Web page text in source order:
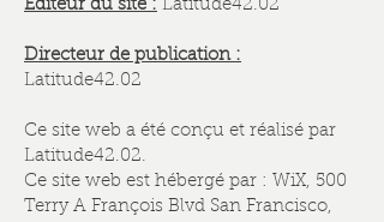
Éditeur du site : Latitude42.02
Directeur de publication :
Latitude42.02
Ce site web a été conçu et réalisé par
Latitude42.02.
Ce site web est hébergé par : WiX, 500
Terry A François Blvd San Francisco,